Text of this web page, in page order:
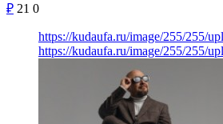
₽ 21 0
https://kudaufa.ru/image/255/255/
https://kudaufa.ru/image/255/255/